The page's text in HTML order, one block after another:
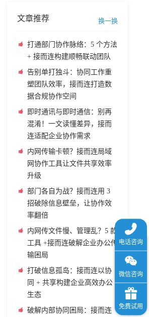
文章推荐 换一换
打通部门协作脉络：5 个方法
+ 接而连构建顺畅联动团队
告别单打独斗：协同工作重
塑团队效率，接而连打造数
据合规协作空间
即时通讯与即时通信：别再
混淆！一文读懂差异，接而
连适配企业协作需求
内网传输卡顿？接而连局域
网协作工具让文件共享效率
升级
部门各自为战？接而连用 3
招破除信息壁垒，让协作效
率翻倍
内网传文件慢、管理乱？5 款
工具 +接而连破解企业办公传
输困局
打破信息孤岛：接而连以协
同 + 共享构建企业高效办公
生态
破解内部协同困局：接而连